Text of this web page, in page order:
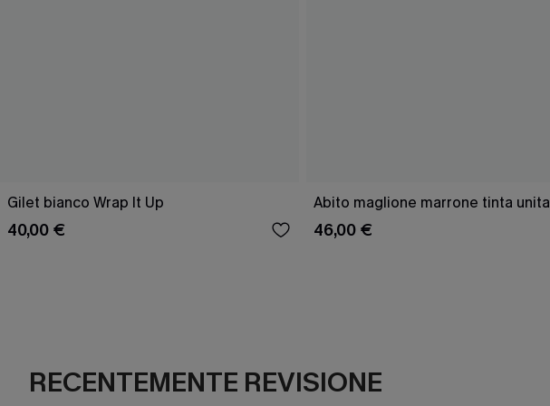
Gilet bianco Wrap It Up
40,00 €
Abito maglione marrone tinta unita
46,00 €
RECENTEMENTE REVISIONE